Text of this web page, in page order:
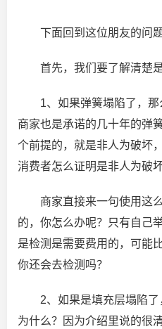
下面回到这位朋友的问
首先，我们要了解清楚
1、如果弹簧塌陷了，那
商家也是承诺的几十年的弹
个前提的，就是非人为破坏
消费者怎么证明是非人为破坏
商家直接来一句使用这
的，你怎么办呢？只有自己
是检测是需要费用的，可能
你还会去检测吗？
2、如果是填充层塌陷了
为什么？因为介绍里说的很